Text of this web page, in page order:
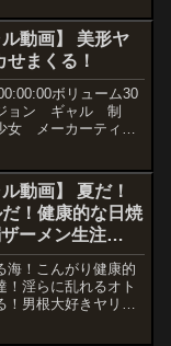
h_244sup...
ル動画】 美形ヤ
まくる！
ボリューム30
ョン ギャル 制
メーカーティッ
はこち...
動画】 夏だ！
！健康的な日焼
ーメン生注
スペルマSUN
海！こんがり健康的
！淫らに乱れるオト
男根大好きヤリモ